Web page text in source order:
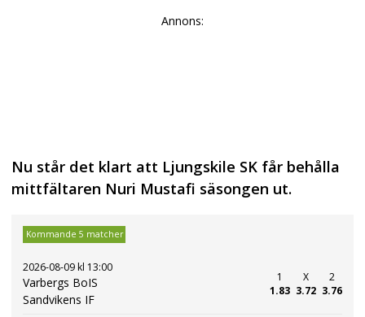
Annons:
Nu står det klart att Ljungskile SK får behålla
mittfältaren Nuri Mustafi säsongen ut.
Kommande 5 matcher
2026-08-09 kl 13:00
Varbergs BoIS
Sandvikens IF
1
1.83
X
3.72
2
3.76